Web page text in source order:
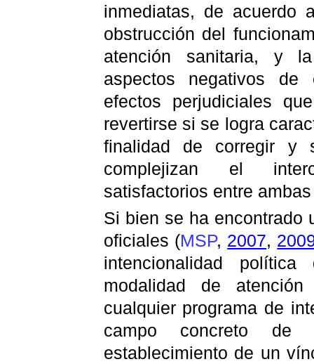
inmediatas, de acuerdo
obstrucción del
atención sanitaria, y
aspectos negativos de
efectos perjudiciales
revertirse si se logra
finalidad de corregir y
complejizan el
satisfactorios entre
Si bien se ha encontrado
oficiales (MSP, 2007,
intencionalidad
modalidad de
cualquier programa de
campo concreto de
establecimiento de un